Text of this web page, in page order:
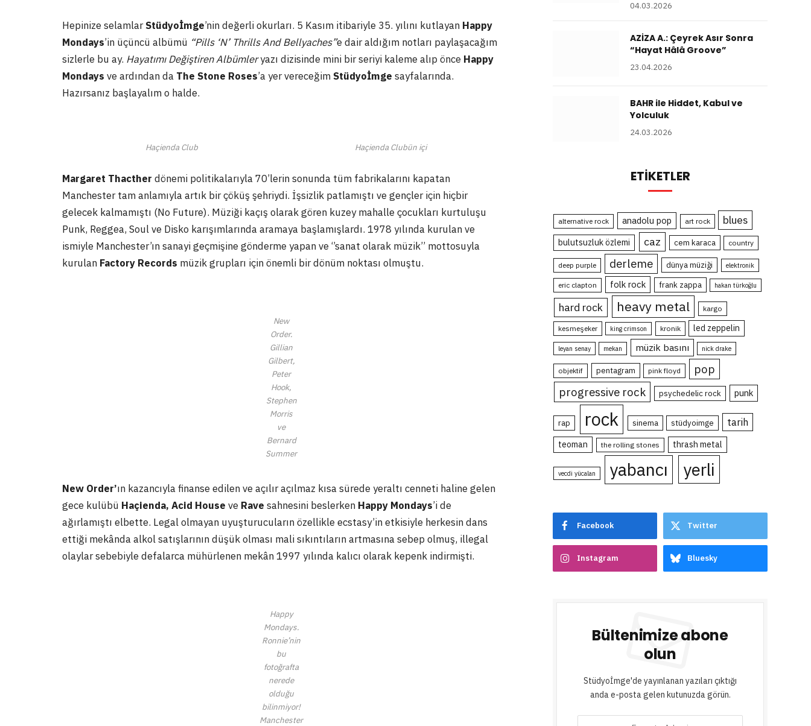
Hepinize selamlarStüdyoİmge’nin değerli okurları. 5 Kasım itibariyle 35. yılını kutlayan Happy
Mondays’in üçüncü albümü “Pills ‘N’ Thrills And Bellyaches”e dair aldığım notları paylaşacağım
sizlerle bu ay. Hayatımı Değiştiren Albümleryazı dizisinde mini bir seriyi kaleme alıp önce Happy
Mondays ve ardından da The Stone Roses’a yer vereceğimStüdyoİmge sayfalarında.
Hazırsanız başlayalım o halde.
Haçienda Club Haçienda Clubün içi
Margaret Thacther dönemi politikalarıyla 70’lerin sonunda tüm fabrikalarını kapatan
Manchester tam anlamıyla artık bir çöküş şehriydi. İşsizlik patlamıştı ve gençler için hiçbir
gelecek kalmamıştı (No Future). Müziği kaçış olarak gören kuzey mahalle çocukları kurtuluşu
Punk, Reggea, Soul ve Disko karışımlarında aramaya başlamışlardı. 1978 yılında kurulan ve
ismiyle Manchester’ın sanayi geçmişine gönderme yapan ve ‘’sanat olarak müzik’’ mottosuyla
kurulan Factory Records müzik grupları için önemli bir dönüm noktası olmuştu.
New
Order.
Gillian
Gilbert,
Peter
Hook,
Stephen
Morris
ve
Bernard
Summer
New Order’ın kazancıyla finanse edilen ve açılır açılmaz kısa sürede yeraltı cenneti haline gelen
gece kulübü Haçienda, Acid House ve Rave sahnesini beslerken Happy Mondays’i de
ağırlamıştı elbette. Legal olmayan uyuşturucuların özellikle ecstasy’in etkisiyle herkesin dans
ettiği mekânda alkol satışlarının düşük olması mali sıkıntıların artmasına sebep olmuş, illegal
olaylar sebebiyle defalarca mühürlenen mekân 1997 yılında kalıcı olarak kepenk indirmişti.
Happy
Mondays.
Ronnie’nin
bu
fotoğrafta
nerede
olduğu
bilinmiyor!
Manchester
04.03.2026
AZİZA A.: Çeyrek Asır Sonra
“Hayat Hâlâ Groove”
23.04.2026
BAHR ile Hiddet, Kabul ve
Yolculuk
24.03.2026
ETIKETLER
alternative rock anadolu pop art rock blues
bulutsuzluk özlemi caz cem karaca country
deep purple derleme dünya müziği elektronik
eric clapton folk rock frank zappa hakan türkoğlu
hard rock heavy metal kargo
kesmeşeker king crimson kronik led zeppelin
leyan senay mekan müzik basını nick drake
objektif pentagram pink floyd
pop
progressive rock
psychedelic rock punk
rap rock sinema stüdyoimge tarih
teoman the rolling stones thrash metal
vecdi yücalan yabancı yerli
Facebook Twitter
Instagram Bluesky
Bültenimize abone
olun
Stüdyoİmge'de yayınlanan yazıları çıktığı
anda e-posta gelen kutunuzda görün.